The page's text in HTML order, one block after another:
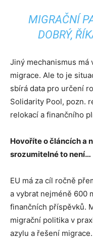
MIGRAČNÍ
DOBRÝ,
Jiný mechanismus má
migrace. Ale to je
sbírá data pro určení
Solidarity Pool, pozn.
relokací a finančního
Hovoříte o článcích a
srozumitelné to není…
EU má za cíl ročně
a vybrat nejméně 600
finančních příspěvků.
migrační politika v
azylu a řešení